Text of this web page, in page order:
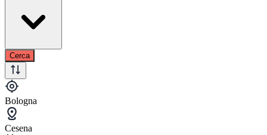
Cerca
Bologna
Cesena